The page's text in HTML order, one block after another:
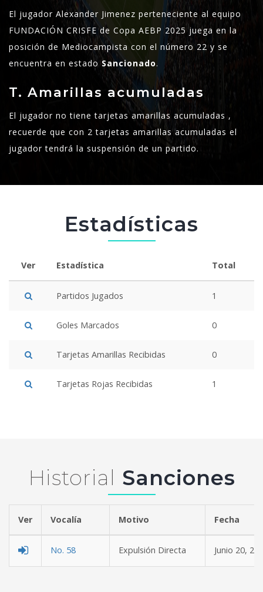
El jugador Alexander Jimenez perteneciente al equipo
FUNDACIÓN CRISFE de Copa AEBP 2025 juega en la
posición de Mediocampista con el número 22 y se
encuentra en estadoSancionado.
T. Amarillas acumuladas
El jugador no tiene tarjetas amarillas acumuladas ,
recuerde que con 2 tarjetas amarillas acumuladas el
jugador tendrá la suspensión de un partido.
Estadísticas
Ver Estadística Total
Partidos Jugados 1
Goles Marcados 0
Tarjetas Amarillas Recibidas 0
Tarjetas Rojas Recibidas 1
Historial Sanciones
Ver Vocalía Motivo
No. 58 Expulsión Directa Junio 20,